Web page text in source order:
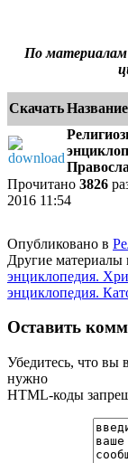
По материалам
СкачатьНазвание
Прочитано 3826
2016 11:54
Опубликовано в
Другие материалы
энциклопедия.
энциклопедия.
Оставить
Убедитесь, что
нужно
HTML-коды